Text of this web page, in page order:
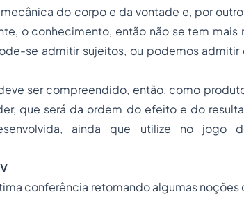
do corpo e da vontade e, por
o conhecimento, então não se tem
se admitir sujeitos, ou podemos
ser compreendido, então, como
que será da ordem do efeito e do
ainda que utilize no jogo
conferência retomando algumas noções